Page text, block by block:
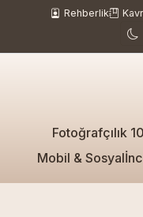
Rehberlik
Fotoğrafçılık
Mobil & Sosyal